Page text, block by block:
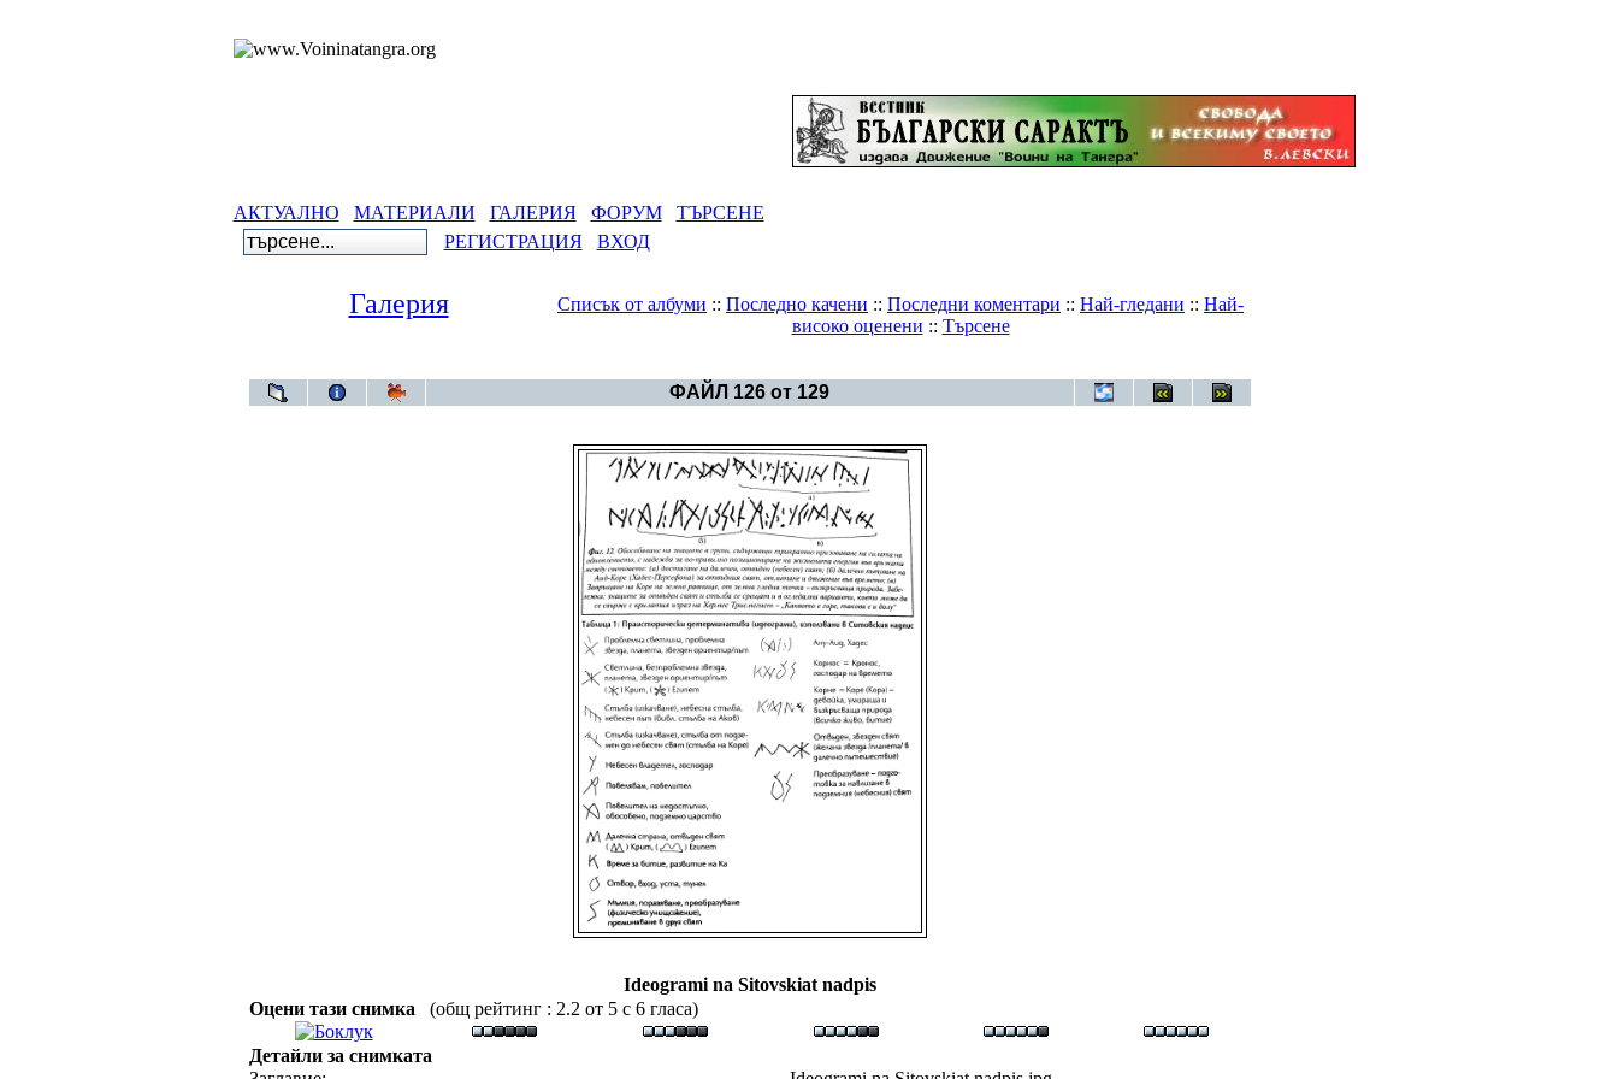
АКТУАЛНО МАТЕРИАЛИ ГАЛЕРИЯ ФОРУМ
ТЪРСЕНЕ
РЕГИСТРАЦИЯ
ВХОД
Галерия Списък от албуми :: Последно качени :: Последни коментари :: Най-гледани :: Най-
високо оценени :: Търсене
ФАЙЛ 126 от 129
Ideogrami na Sitovskiat nadpis
Оцени тази снимка
(общ рейтинг : 2.2 от 5 с 6 гласа)
Детайли за снимката